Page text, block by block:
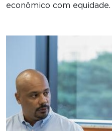
econômico com equidade.